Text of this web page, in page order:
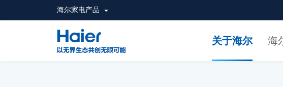
海尔家电产品
关于海尔 海